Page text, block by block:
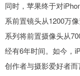
同时，苹果终于对
系前置镜头从1200万
系列将前置摄像头从
经有6年时间。如今，
创作者与摄影爱好者